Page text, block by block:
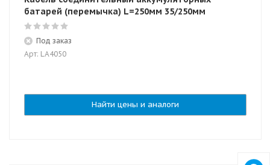
батарей (перемычка) L=250мм 35/250мм
Под заказ
Арт: LA4050
Найти цены и аналоги